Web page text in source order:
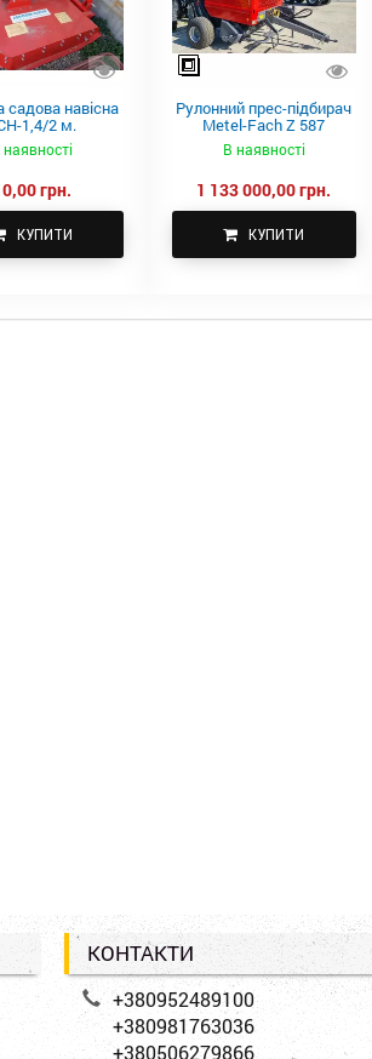
садова навісна
1,4/2 м.
наявності
грн.
КУПИТИ
Рулонний прес-підбирач
Metel-Fach Z 587
В наявності
1 133 000,00 грн.
КУПИТИ
КОНТАКТИ
+380952489100
+380981763036
+380506279866